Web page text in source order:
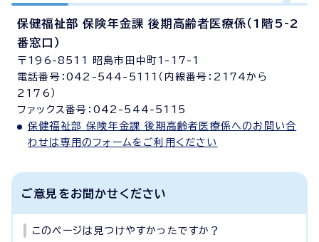
保健福祉部 保険年金課 後期高齢者医療係（1階5-2
番窓口）
〒196-8511 昭島市田中町1-17-1
電話番号：042-544-5111（内線番号：2174から
2176）
ファックス番号：042-544-5115
保健福祉部 保険年金課 後期高齢者医療係へのお問い合
わせは専用のフォームをご利用ください
ご意見をお聞かせください
このページは見つけやすかったですか？